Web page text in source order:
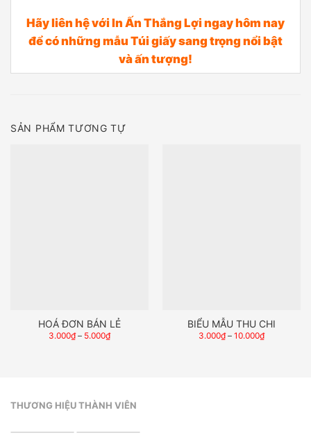
Hãy liên hệ với In Ấn Thắng Lợi ngay hôm nay
để có những mẫu Túi giấy sang trọng nổi bật
và ấn tượng!
SẢN PHẨM TƯƠNG TỰ
HOÁ ĐƠN BÁN LẺ
3.000₫– 5.000₫
BIỂU MẪU THU CHI
3.000₫– 10.000₫
THƯƠNG HIỆU THÀNH VIÊN